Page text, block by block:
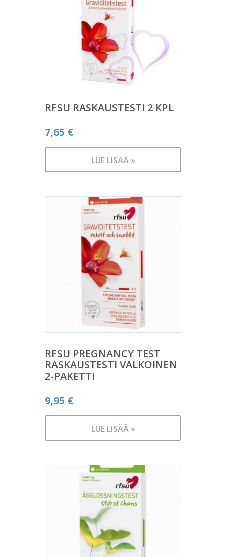
RFSU RASKAUSTESTI 2 KPL
7,65 €
LUE LISÄÄ »
RFSU PREGNANCY TEST
RASKAUSTESTI VALKOINEN
2-PAKETTI
9,95 €
LUE LISÄÄ »